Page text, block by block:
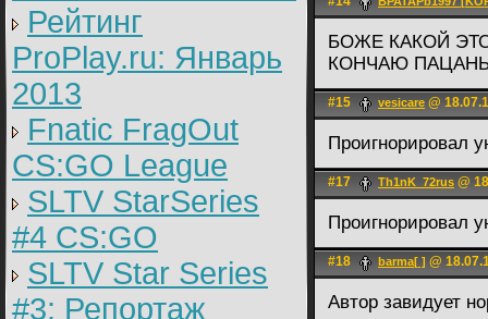
Рейтинг
ProPlay.ru: Январь
2013
Fnatic FragOut
CS:GO League
SLTV StarSeries
#4 CS:GO
SLTV Star Series
#3: Репортаж
БОЖЕ КАКОЙ
КОНЧАЮ
#15 vesicare @
Проигнорировал
#17 Th1nK_72rus @
Проигнорировал
#18 barma[ ] @
Автор завидует